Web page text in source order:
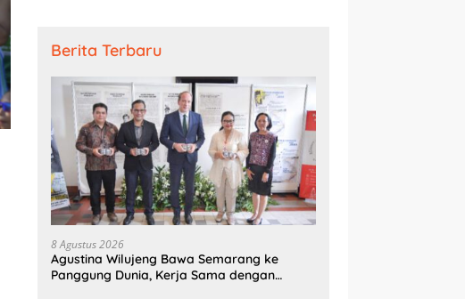
Berita Terbaru
8 Agustus 2026
Agustina Wilujeng Bawa Semarang ke
Panggung Dunia, Kerja Sama dengan